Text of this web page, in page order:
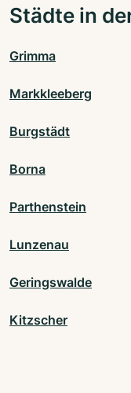
Städte in
Grimma
Markkleeberg
Burgstädt
Borna
Parthenstein
Lunzenau
Geringswalde
Kitzscher